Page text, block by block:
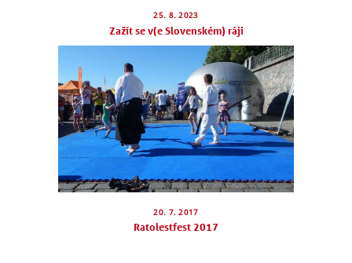
SEMINÁŘE
PRO FIRMY
NÁŠ BLOG
KONTAKT
25. 8. 2023
Zažít se v(e Slovenském) ráji
20. 7. 2017
Ratolestfest 2017